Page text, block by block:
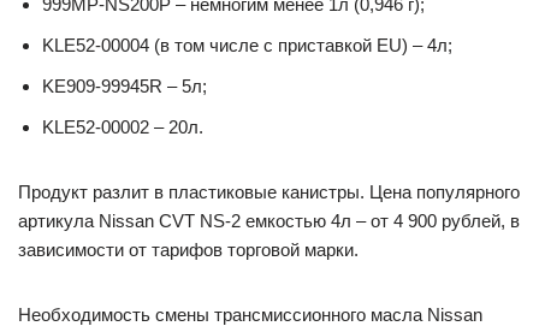
999MP-NS200P – немногим менее 1л (0,946 г);
KLE52-00004 (в том числе с приставкой EU) – 4л;
KE909-99945R – 5л;
KLE52-00002 – 20л.
Продукт разлит в пластиковые канистры. Цена популярного
артикула Nissan CVT NS-2 емкостью 4л – от 4 900 рублей, в
зависимости от тарифов торговой марки.
Необходимость смены трансмиссионного масла Nissan